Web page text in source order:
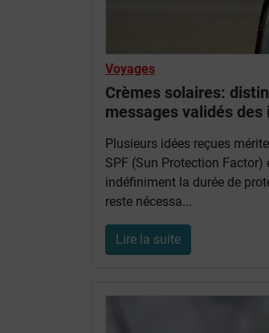
Voyages
Crèmes solaires:
messages validés des
Plusieurs idées reçues
SPF (Sun Protection Factor)
indéfiniment la durée de
reste nécessa...
Lire la suite